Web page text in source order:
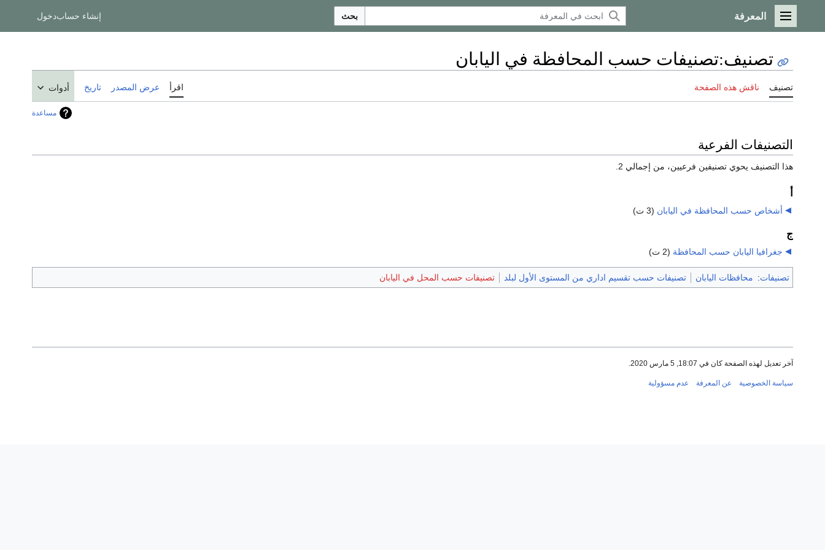
القائمة الرئيسية
المعرفة بحث إنشاء حسابدخول
تصنيف:تصنيفات حسب المحافظة في اليابان
تصنيف ناقش هذه الصفحة اقرأ عرض المصدر تاريخ أدوات
مساعدة
التصنيفات الفرعية
هذا التصنيف يحوي تصنيفين فرعيين، من إجمالي 2.
أشخاص حسب المحافظة في اليابان (3 ت)
ج
جغرافيا اليابان حسب المحافظة (2 ت)
تصنيفات: محافظات اليابان تصنيفات حسب تقسيم اداري من المستوى الأول لبلد تصنيفات حسب المحل في اليابان
آخر تعديل لهذه الصفحة كان في 18:07, 5 مارس 2020.
سياسة الخصوصية عن المعرفة عدم مسؤولية